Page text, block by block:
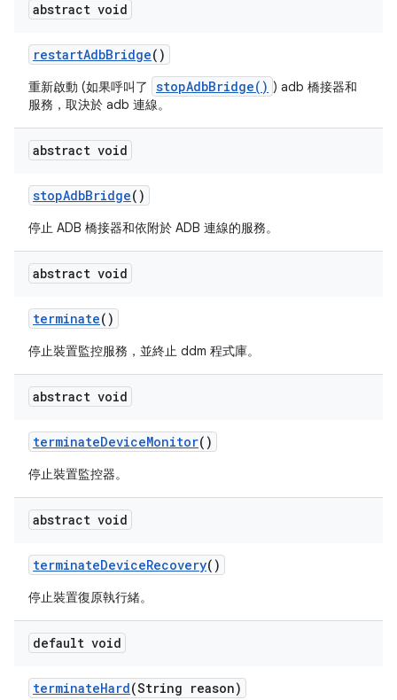
abstract void
restartAdbBridge()
重新啟動 (如果呼叫了 stopAdbBridge() ) adb 橋接器和
服務，取決於 adb 連線。
abstract void
stopAdbBridge()
停止 ADB 橋接器和依附於 ADB 連線的服務。
abstract void
terminate()
停止裝置監控服務，並終止 ddm 程式庫。
abstract void
terminateDeviceMonitor()
停止裝置監控器。
abstract void
terminateDeviceRecovery()
停止裝置復原執行緒。
default void
terminateHard(String reason)